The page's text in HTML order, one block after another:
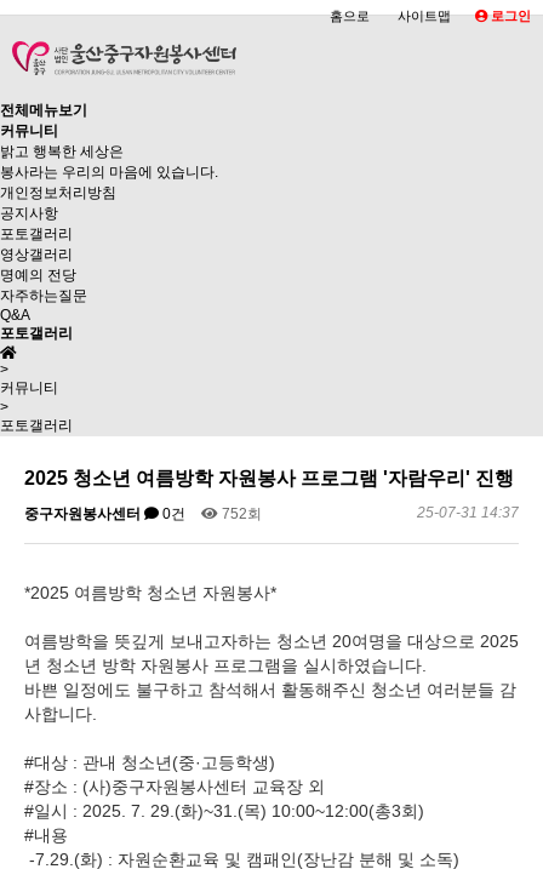
홈으로 사이트맵 로그인
전체메뉴보기
커뮤니티
밝고 행복한 세상은
봉사라는 우리의 마음에 있습니다.
개인정보처리방침
공지사항
포토갤러리
영상갤러리
명예의 전당
자주하는질문
Q&A
포토갤러리
>
커뮤니티
>
포토갤러리
2025 청소년 여름방학 자원봉사 프로그램 '자람우리' 진행
중구자원봉사센터 0건 752회 25-07-31 14:37
*2025 여름방학 청소년 자원봉사*
여름방학을 뜻깊게 보내고자하는 청소년 20여명을 대상으로 2025
년 청소년 방학 자원봉사 프로그램을 실시하였습니다.
바쁜 일정에도 불구하고 참석해서 활동해주신 청소년 여러분들 감
사합니다.
#대상 : 관내 청소년(중·고등학생)
#장소 : (사)중구자원봉사센터 교육장 외
#일시 : 2025. 7. 29.(화)~31.(목) 10:00~12:00(총3회)
#내용
-7.29.(화) : 자원순환교육 및 캠패인(장난감 분해 및 소독)